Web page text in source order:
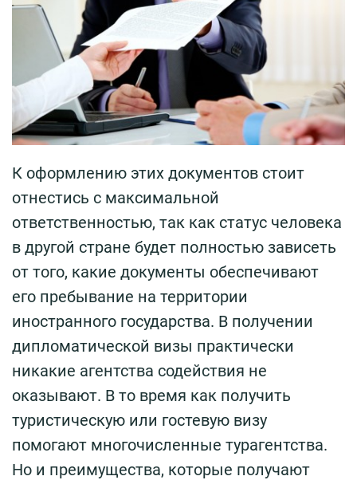
К оформлению этих документов стоит
отнестись с максимальной
ответственностью, так как статус человека
в другой стране будет полностью зависеть
от того, какие документы обеспечивают
его пребывание на территории
иностранного государства. В получении
дипломатической визы практически
никакие агентства содействия не
оказывают. В то время как получить
туристическую или гостевую визу
помогают многочисленные турагентства.
Но и преимущества, которые получают